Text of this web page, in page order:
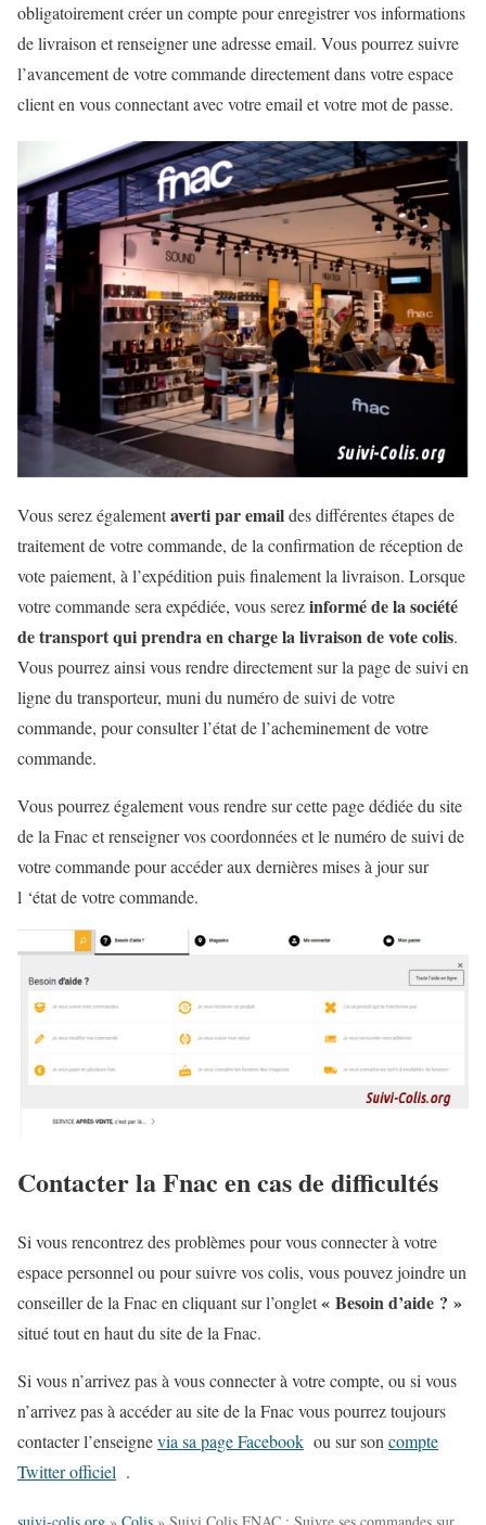
obligatoirement créer un compte pour enregistrer vos informations
de livraison et renseigner une adresse email. Vous pourrez suivre
l’avancement de votre commande directement dans votre espace
client en vous connectant avec votre email et votre mot de passe.
Vous serez égalementaverti par emaildes différentes étapes de
traitement de votre commande, de la confirmation de réception de
vote paiement, à l’expédition puis finalement la livraison. Lorsque
votre commande sera expédiée, vous serezinformé de la société
de transport qui prendra en charge la livraison de vote colis.
Vous pourrez ainsi vous rendre directement sur la page de suivi en
ligne du transporteur, muni du numéro de suivi de votre
commande, pour consulter l’état de l’acheminement de votre
commande.
Vous pourrez également vous rendre sur cette page dédiée du site
de la Fnac et renseigner vos coordonnées et le numéro de suivi de
votre commande pour accéder aux dernières mises à jour sur
l ‘état de votre commande.
Contacter la Fnac en cas de difficultés
Si vous rencontrez des problèmes pour vous connecter à votre
espace personnel ou pour suivre vos colis, vous pouvez joindre un
conseiller de la Fnac en cliquant sur l’onglet« Besoin d’aide ? »
situé tout en haut du site de la Fnac.
Si vous n’arrivez pas à vous connecter à votre compte, ou si vous
n’arrivez pas à accéder au site de la Fnac vous pourrez toujours
contacter l’enseignevia sa page Facebook ou sur son compte
Twitter officiel .
suivi-colis.org » Colis » Suivi Colis FNAC : Suivre ses commandes sur